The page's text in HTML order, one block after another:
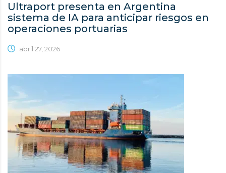
Ultraport presenta en Argentina
sistema de IA para anticipar riesgos en
operaciones portuarias
abril 27, 2026